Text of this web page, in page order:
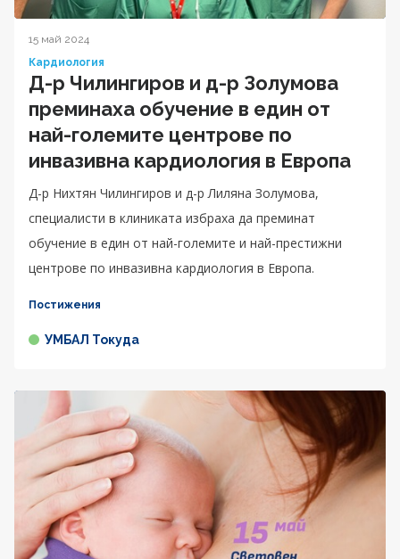
15 май 2024
Кардиология
Д-р Чилингиров и д-р Золумова
преминаха обучение в един от
най-големите центрове по
инвазивна кардиология в Европа
Д-р Нихтян Чилингиров и д-р Лиляна Золумова,
специалисти в клиниката избраха да преминат
обучение в един от най-големите и най-престижни
центрове по инвазивна кардиология в Европа.
Постижения
УМБАЛ Токуда